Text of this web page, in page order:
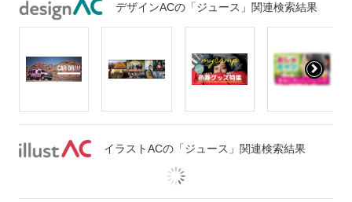
デザインACの「ジュース」関連検索結果
イラストACの「ジュース」関連検索結果